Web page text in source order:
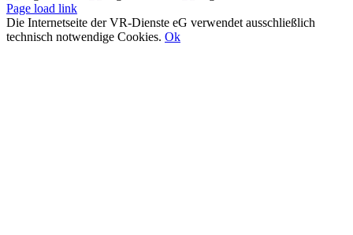
Page load link
Die Internetseite der VR-Dienste eG verwendet ausschließlich
technisch notwendige Cookies. Ok